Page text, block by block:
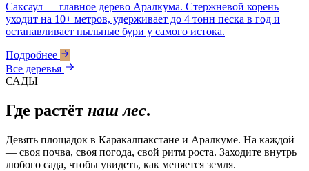
Саксаул — главное дерево Аралкума. Стержневой корень
уходит на 10+ метров, удерживает до 4 тонн песка в год и
останавливает пыльные бури у самого истока.
Подробнее
Все деревья
САДЫ
Где растёт наш лес.
Девять площадок в Каракалпакстане и Аралкуме. На каждой
— своя почва, своя погода, свой ритм роста. Заходите внутрь
любого сада, чтобы увидеть, как меняется земля.